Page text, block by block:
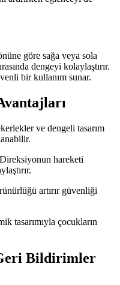
göre sağa veya sola
dengeyi kolaylaştırır.
bir kullanım sunar.
ve dengeli tasarım
Direksiyonun hareketi
artırır güvenliği
tasarımıyla çocukların
Bildirimler